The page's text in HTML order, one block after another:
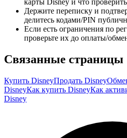
карты Disney и что
Держите переписку и
делитесь кодами/PIN
Если есть ограничения по
проверьте их до оплаты/
Связанные страницы
Купить DisneyПродать Disney
DisneyКак купить DisneyКак
Disney